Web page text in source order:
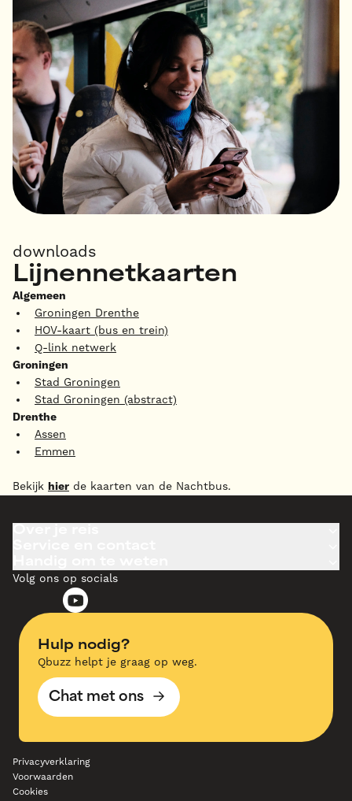
downloads
Lijnennetkaarten
Algemeen
Groningen Drenthe
HOV-kaart (bus en trein)
Q-link netwerk
Groningen
Stad Groningen
Stad Groningen (abstract)
Drenthe
Assen
Emmen
Bekijk hier de kaarten van de Nachtbus.
Volg ons op socials
Hulp nodig?
Qbuzz helpt je graag op weg.
Chat met ons
Privacyverklaring
Voorwaarden
Cookies